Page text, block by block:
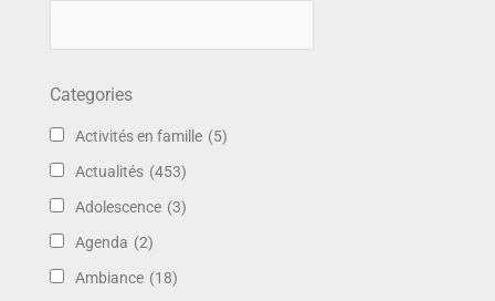
Categories
Activités en famille (5)
Actualités (453)
Adolescence (3)
Agenda (2)
Ambiance (18)